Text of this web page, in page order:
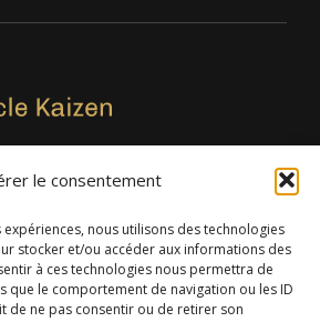
le consentement
nous utilisons des technologies
stocker et/ou accéder aux informations des
à ces technologies nous permettra de
que le comportement de navigation ou les ID
de ne pas consentir ou de retirer son
bureau 819, Saint-Augustin-de-
0M7